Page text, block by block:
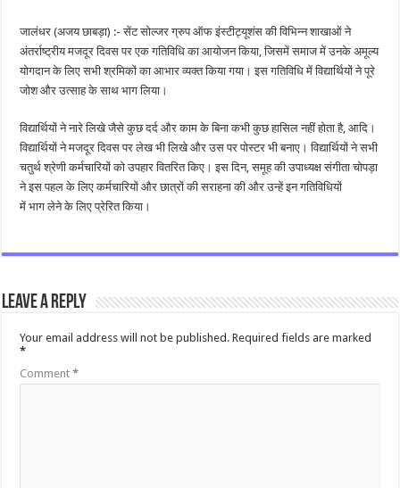
जालंधर (अजय छाबड़ा) :- सेंट सोल्जर ग्रुप ऑफ इंस्टीट्यूशंस की विभिन्न शाखाओं ने
अंतर्राष्ट्रीय मजदूर दिवस पर एक गतिविधि का आयोजन किया, जिसमें समाज में उनके अमूल्य
योगदान के लिए सभी श्रमिकों का आभार व्यक्त किया गया। इस गतिविधि में विद्यार्थियों ने पूरे
जोश और उत्साह के साथ भाग लिया।
विद्यार्थियों ने नारे लिखे जैसे कुछ दर्द और काम के बिना कभी कुछ हासिल नहीं होता है, आदि।
विद्यार्थियों ने मजदूर दिवस पर लेख भी लिखे और उस पर पोस्टर भी बनाए। विद्यार्थियों ने सभी
चतुर्थ श्रेणी कर्मचारियों को उपहार वितरित किए। इस दिन, समूह की उपाध्यक्ष संगीता चोपड़ा
ने इस पहल के लिए कर्मचारियों और छात्रों की सराहना की और उन्हें इन गतिविधियों
में भाग लेने के लिए प्रेरित किया।
Leave a Reply
Your email address will not be published. Required fields are marked
*
Comment*